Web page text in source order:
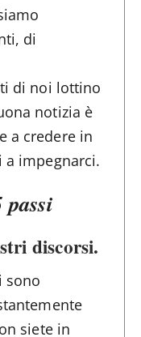
di
di noi lottino
notizia è
a credere in
a impegnarci.
discorsi.
sono
siete in